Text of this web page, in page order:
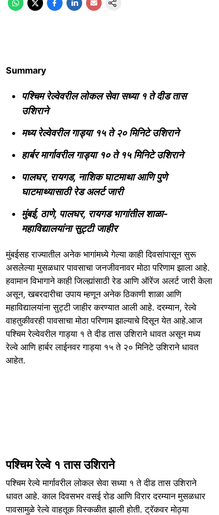
Summary
पश्चिम रेल्वेवरील लोकल सेवा सध्या १ ते दीड तास
उशिराने
मध्य रेल्वेवरील गाड्या १५ ते २० मिनिटे उशिराने
हार्बर मार्गावरील गाड्या १० ते १५ मिनिटे उशिराने
पालघर, रायगड, नाशिक घाटमाथा आणि पुणे
घाटमाथ्यासाठी रेड अलर्ट जारी
मुंबई, ठाणे, पालघर, रायगड भागांतील शाळा-
महाविद्यालयांना सुट्टी जाहीर
मुंबईसह राज्यातील अनेक भागांमध्ये गेल्या काही दिवसांपासून सुरू
असलेल्या मुसळधार पावसाचा जनजीवनावर मोठा परिणाम झाला आहे.
हवामान विभागाने काही जिल्ह्यांसाठी रेड आणि ऑरेंज अलर्ट जारी केला
असून, खबरदारीचा उपाय म्हणून अनेक ठिकाणी शाळा आणि
महाविद्यालयांना सुट्टी जाहीर करण्यात आली आहे. दरम्यान, रेल्वे
वाहतुकीवरही पावसाचा मोठा परिणाम झाल्याचे दिसून येत आहे.आज
पश्चिम रेल्वेवरील गाड्या १ ते दीड तास उशिराने धावत असून मध्य
रेल्वे आणि हार्बर लाईनवर गाड्या १५ ते २० मिनिटे उशिराने धावत
आहेत.
पश्चिम रेल्वे १ तास उशिराने
पश्चिम रेल्वे मार्गावरील लोकल सेवा सध्या १ ते दीड तास उशिराने
धावत आहे. काल दिवसभर वसई रोड आणि विरार दरम्यान मुसळधार
पावसामुळे रेल्वे वाहतूक विस्कळीत झाली होती. ट्रॅकवर मोठ्या